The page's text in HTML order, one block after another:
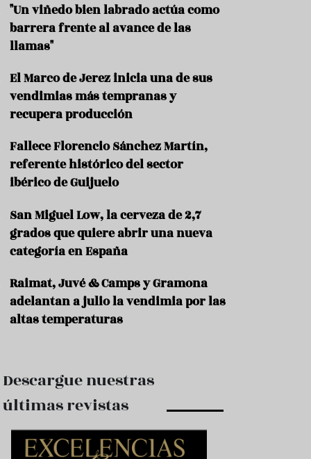
d
n
e
r
a
n
s
F
n
"Un viñedo bien labrado actúa como
barrera frente al avance de las
llamas"
El Marco de Jerez inicia una de sus
vendimias más tempranas y
recupera producción
Fallece Florencio Sánchez Martín,
referente histórico del sector
ibérico de Guijuelo
San Miguel Low, la cerveza de 2,7
grados que quiere abrir una nueva
categoría en España
Raimat, Juvé & Camps y Gramona
adelantan a julio la vendimia por las
altas temperaturas
Descargue nuestras
últimas revistas